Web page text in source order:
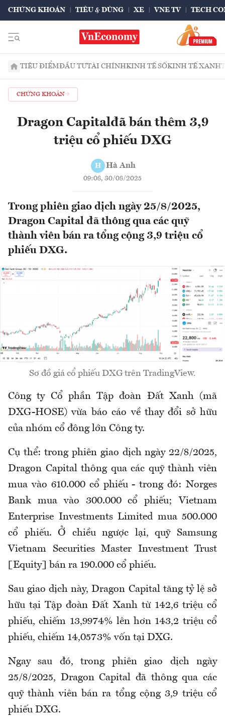
CHỨNG KHOÁN TIÊU & DÙNG XE VNE TV TECH
TIÊU ĐIỂMĐẦU TƯTÀI CHÍNHKINH TẾ SỐKINH TẾ XANH
CHỨNG KHOÁN
Dragon Capitalđã bán thêm 3,9
triệu cổ phiếu DXG
H Hà Anh
09:08, 30/08/2025
Trong phiên giao dịch ngày 25/8/2025,
Dragon Capital đã thông qua các quỹ
thành viên bán ra tổng cộng 3,9 triệu cổ
phiếu DXG.
Sơ đồ giá cổ phiếu DXG trên TradingView.
Công ty Cổ phần Tập đoàn Đất Xanh (mã
DXG-HOSE) vừa báo cáo về thay đổi sở hữu
của nhóm cổ đông lớn Công ty.
Cụ thể: trong phiên giao dịch ngày 22/8/2025,
Dragon Capital thông qua các quỹ thành viên
mua vào 610.000 cổ phiếu - trong đó: Norges
Bank mua vào 300.000 cổ phiếu; Vietnam
Enterprise Investments Limited mua 500.000
cổ phiếu. Ở chiều ngược lại, quỹ Samsung
Vietnam Securities Master Investment Trust
[Equity] bán ra 190.000 cổ phiếu.
Sau giao dịch này, Dragon Capital tăng tỷ lệ sở
hữu tại Tập đoàn Đất Xanh từ 142,6 triệu cổ
phiếu, chiếm 13,9974% lên hơn 143,2 triệu cổ
phiếu, chiếm 14,0573% vốn tại DXG.
Ngay sau đó, trong phiên giao dịch ngày
25/8/2025, Dragon Capital đã thông qua các
quỹ thành viên bán ra tổng cộng 3,9 triệu cổ
phiếu DXG.